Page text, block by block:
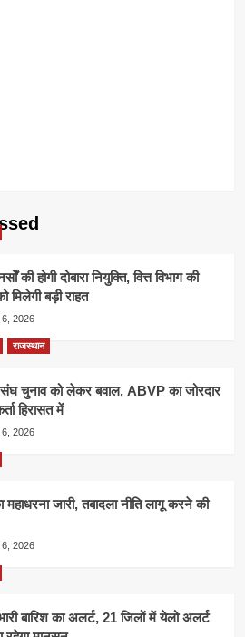
की होगी दोबारा नियुक्ति, वित्त विभाग की
मिलेगी बड़ी राहत
2026
राजस्थान
चुनाव को लेकर बवाल, ABVP का जोरदार
हिरासत में
2026
जारी, तबादला नीति लागू करने की
2026
बारिश का अलर्ट, 21 जिलों में येलो अलर्ट